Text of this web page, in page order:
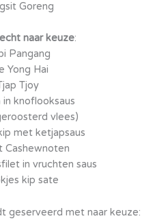
Goreng
naar keuze:
Pangang
Yong Hai
Tjoy
in knoflooksaus
vlees)
met ketjapsaus
Cashewnoten
in vruchten saus
kip sate
geserveerd met naar keuze: